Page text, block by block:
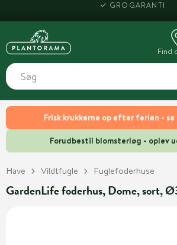
Frisk krukkerne op efter ferien -
Forudbestil blomsterløg - oplev
GROGARANTI
Find
Have Vildtfugle Fuglefoderhuse
GardenLife foderhus, Dome, sort,